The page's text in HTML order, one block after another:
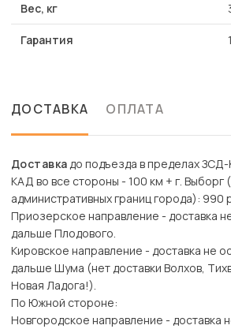
Вес, кг
Гарантия
ДОСТАВКА ОПЛАТА
Доставкадо подъезда в пределах
КАД во все стороны - 100 км + г. Выборг
административных границ города): 990
Приозерское направление - доставка
дальше Плодового.
Кировское направление - доставка не
дальше Шума (нет доставки Волхов,
Новая Ладога!).
По Южной стороне:
Новгородское направление - доставка